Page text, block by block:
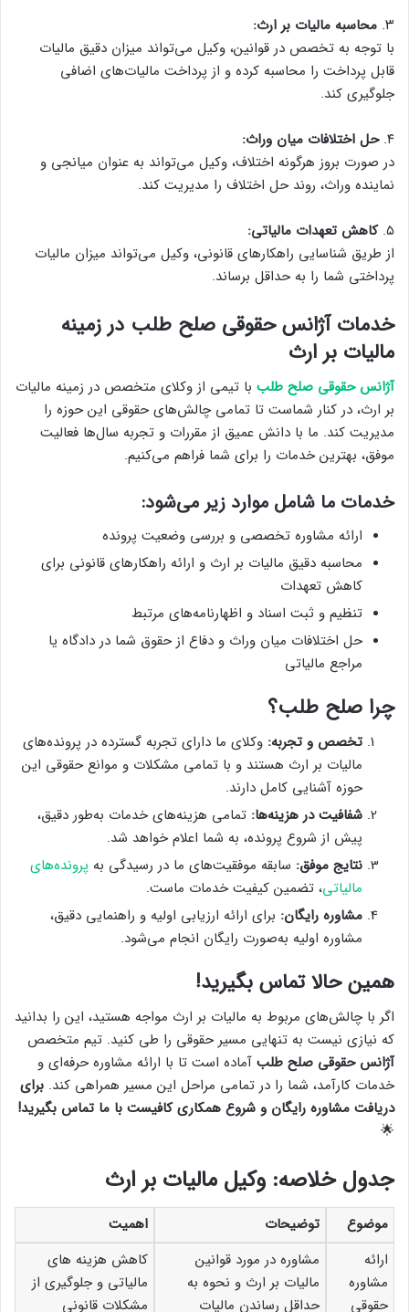
۳. محاسبه مالیات بر ارث:
با توجه به تخصص در قوانین، وکیل می‌تواند میزان دقیق مالیات
قابل پرداخت را محاسبه کرده و از پرداخت مالیات‌های اضافی
جلوگیری کند.
۴. حل اختلافات میان وراث:
در صورت بروز هرگونه اختلاف، وکیل می‌تواند به عنوان میانجی و
نماینده وراث، روند حل اختلاف را مدیریت کند.
۵. کاهش تعهدات مالیاتی:
از طریق شناسایی راهکارهای قانونی، وکیل می‌تواند میزان مالیات
پرداختی شما را به حداقل برساند.
خدمات آژانس حقوقی صلح طلب در زمینه
مالیات بر ارث
آژانس حقوقی صلح طلب با تیمی از وکلای متخصص در زمینه مالیات
بر ارث، در کنار شماست تا تمامی چالش‌های حقوقی این حوزه را
مدیریت کند. ما با دانش عمیق از مقررات و تجربه سال‌ها فعالیت
موفق، بهترین خدمات را برای شما فراهم می‌کنیم.
خدمات ما شامل موارد زیر می‌شود:
ارائه مشاوره تخصصی و بررسی وضعیت پرونده
محاسبه دقیق مالیات بر ارث و ارائه راهکارهای قانونی برای
کاهش تعهدات
تنظیم و ثبت اسناد و اظهارنامه‌های مرتبط
حل اختلافات میان وراث و دفاع از حقوق شما در دادگاه یا
مراجع مالیاتی
چرا صلح طلب؟
تخصص و تجربه: وکلای ما دارای تجربه گسترده در پرونده‌های
مالیات بر ارث هستند و با تمامی مشکلات و موانع حقوقی این
حوزه آشنایی کامل دارند.
شفافیت در هزینه‌ها: تمامی هزینه‌های خدمات به‌طور دقیق،
پیش از شروع پرونده، به شما اعلام خواهد شد.
نتایج موفق: سابقه موفقیت‌های ما در رسیدگی به پرونده‌های
مالیاتی، تضمین کیفیت خدمات ماست.
مشاوره رایگان: برای ارائه ارزیابی اولیه و راهنمایی دقیق،
مشاوره اولیه به‌صورت رایگان انجام می‌شود.
همین حالا تماس بگیرید!
اگر با چالش‌های مربوط به مالیات بر ارث مواجه هستید، این را بدانید
که نیازی نیست به تنهایی مسیر حقوقی را طی کنید. تیم متخصص
آژانس حقوقی صلح طلب آماده است تا با ارائه مشاوره حرفه‌ای و
خدمات کارآمد، شما را در تمامی مراحل این مسیر همراهی کند. برای
دریافت مشاوره رایگان و شروع همکاری کافیست با ما تماس بگیرید!
🌟
جدول خلاصه: وکیل مالیات بر ارث
موضوع توضیحات
اهمیت
ارائه
مشاوره
حقوقی
مشاوره در مورد قوانین
مالیات بر ارث و نحوه به
حداقل رساندن مالیات
کاهش هزینه های
مالیاتی و جلوگیری از
مشکلات قانونی